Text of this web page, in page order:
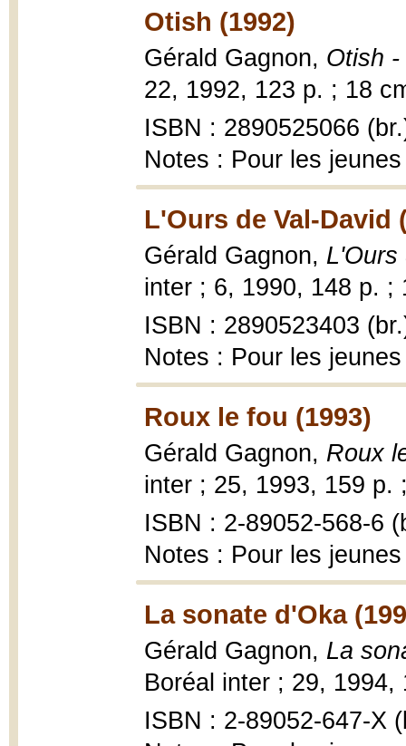
Otish (1992)
Gérald Gagnon, Otish -
22, 1992, 123 p. ; 18
ISBN : 2890525066
Notes : Pour les jeunes
L'Ours de Val-David
Gérald Gagnon, L'Ours
inter ; 6, 1990, 148 p. ;
ISBN : 2890523403
Notes : Pour les jeunes
Roux le fou (1993)
Gérald Gagnon, Roux
inter ; 25, 1993, 159 p.
ISBN : 2-89052-568-6
Notes : Pour les jeunes
La sonate d'Oka
Gérald Gagnon, La
Boréal inter ; 29, 1994,
ISBN : 2-89052-647-X